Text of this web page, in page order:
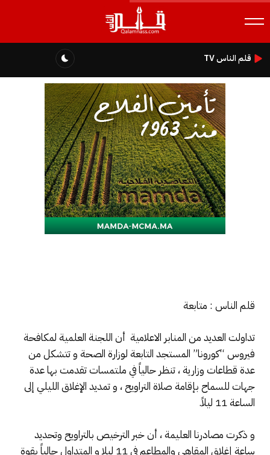
قلم الناس TV
قلم الناس : متابعة
تداولت العديد من المنابر الاعلامية أن اللجنة العلمية لمكافحة
فيروس “كورونا” المستجد التابعة لوزارة الصحة و تتشكل من
عدة قطاعات وزارية ، تنظر حالياً في ملتمسات تقدمت بها عدة
جهات للسماح بإقامة صلاة التراويح ، و تمديد الإغلاق الليلي إلى
الساعة 11 ليلاً.
و ذكرت مصادرنا العليمة ، أن خبر الترخيص بالتراويح وتحديد
ساعة إغلاق المقاهي والمطاعم في 11 ليلا و المتداول حالياً بقوة